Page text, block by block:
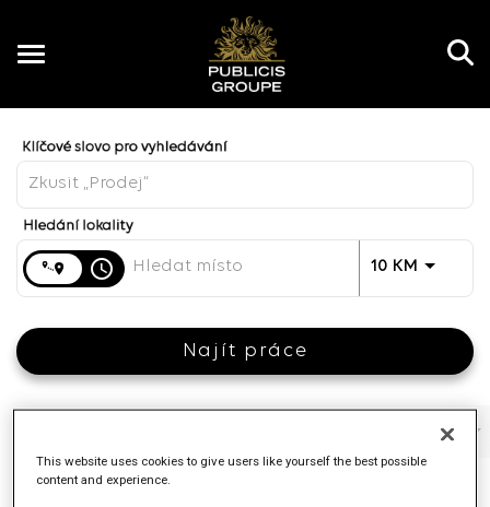
Toggle
CZ
access_time 10 KM
Najít práce
Typ práce
4 Výsledky
This website uses cookies to give users like yourself the best possible
content and experience.